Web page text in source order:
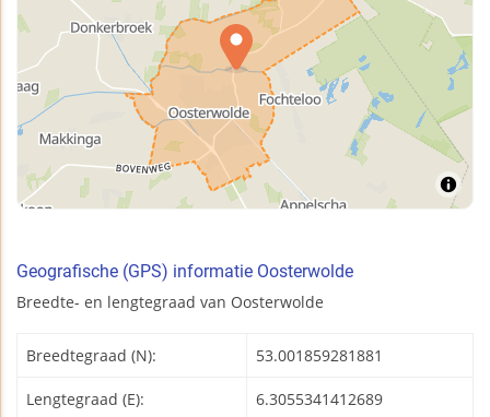
Geografische (GPS) informatie Oosterwolde
Breedte- en lengtegraad van Oosterwolde
Breedtegraad (N): 53.001859281881
Lengtegraad (E): 6.3055341412689